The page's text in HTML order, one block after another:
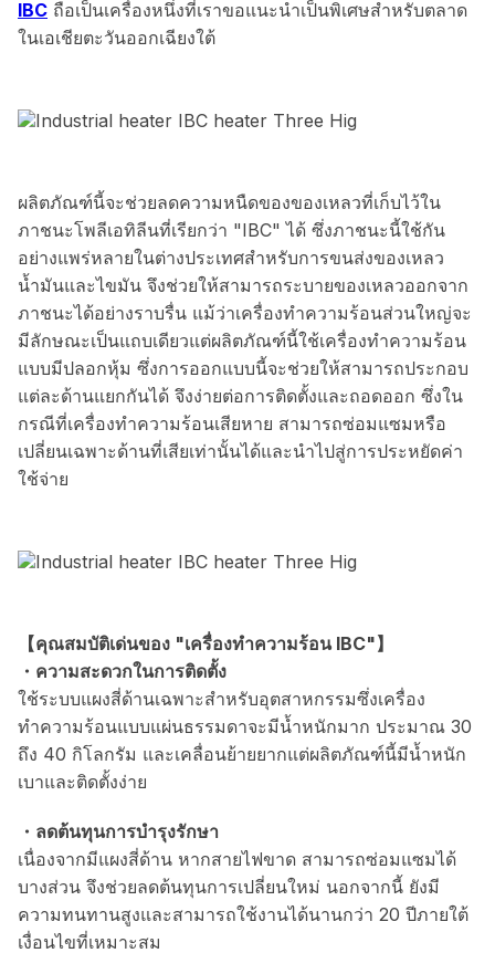
IBC ถือเป็นเครื่องหนึ่งที่เราขอแนะนำเป็นพิเศษสำหรับตลาด
ในเอเชียตะวันออกเฉียงใต้
ผลิตภัณฑ์นี้จะช่วยลดความหนืดของของเหลวที่เก็บไว้ใน
ภาชนะโพลีเอทิลีนที่เรียกว่า "IBC" ได้ ซึ่งภาชนะนี้ใช้กัน
อย่างแพร่หลายในต่างประเทศสำหรับการขนส่งของเหลว
น้ำมันและไขมัน จึงช่วยให้สามารถระบายของเหลวออกจาก
ภาชนะได้อย่างราบรื่น แม้ว่าเครื่องทำความร้อนส่วนใหญ่จะ
มีลักษณะเป็นแถบเดียวแต่ผลิตภัณฑ์นี้ใช้เครื่องทำความร้อน
แบบมีปลอกหุ้ม ซึ่งการออกแบบนี้จะช่วยให้สามารถประกอบ
แต่ละด้านแยกกันได้ จึงง่ายต่อการติดตั้งและถอดออก ซึ่งใน
กรณีที่เครื่องทำความร้อนเสียหาย สามารถซ่อมแซมหรือ
เปลี่ยนเฉพาะด้านที่เสียเท่านั้นได้และนำไปสู่การประหยัดค่า
ใช้จ่าย
【คุณสมบัติเด่นของ "เครื่องทำความร้อน IBC"】
・ความสะดวกในการติดตั้ง
ใช้ระบบแผงสี่ด้านเฉพาะสำหรับอุตสาหกรรมซึ่งเครื่อง
ทำความร้อนแบบแผ่นธรรมดาจะมีน้ำหนักมาก ประมาณ 30
ถึง 40 กิโลกรัม และเคลื่อนย้ายยากแต่ผลิตภัณฑ์นี้มีน้ำหนัก
เบาและติดตั้งง่าย
・ลดต้นทุนการบำรุงรักษา
เนื่องจากมีแผงสี่ด้าน หากสายไฟขาด สามารถซ่อมแซมได้
บางส่วน จึงช่วยลดต้นทุนการเปลี่ยนใหม่ นอกจากนี้ ยังมี
ความทนทานสูงและสามารถใช้งานได้นานกว่า 20 ปีภายใต้
เงื่อนไขที่เหมาะสม